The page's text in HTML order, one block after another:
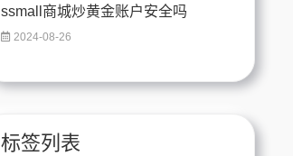
ssmall商城炒黄金账户安全吗
2024-08-26
标签列表